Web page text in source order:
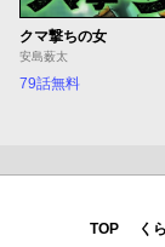
クマ撃ちの女
安島薮太
79話無料
TOP く